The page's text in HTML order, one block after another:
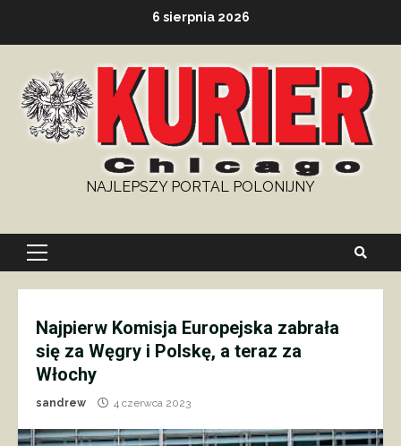
6 sierpnia 2026
NAJLEPSZY PORTAL POLONIJNY
Primary
Najpierw Komisja Europejska zabrała
się za Węgry i Polskę, a teraz za
Włochy
sandrew 4 czerwca 2023